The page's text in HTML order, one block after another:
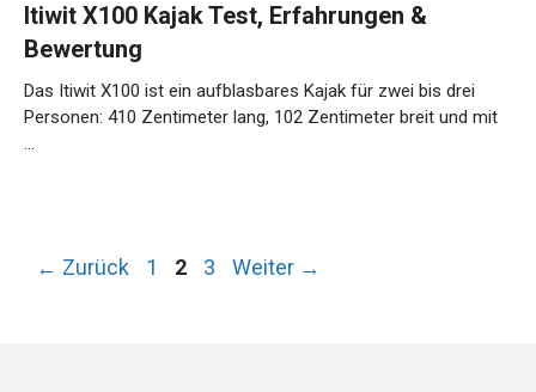
Itiwit X100 Kajak Test, Erfahrungen &
Bewertung
Das Itiwit X100 ist ein aufblasbares Kajak für zwei bis drei
Personen: 410 Zentimeter lang, 102 Zentimeter breit und mit
…
← Zurück Seite
1 Seite
2 Seite
3 Weiter →